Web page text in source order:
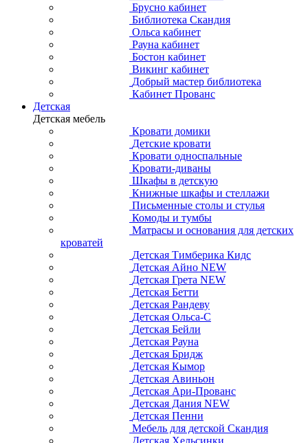
Брусно кабинет
Библиотека Скандия
Ольса кабинет
Рауна кабинет
Бостон кабинет
Викинг кабинет
Добрый мастер библиотека
Кабинет Прованс
Детская
Детская мебель
Кровати домики
Детские кровати
Кровати односпальные
Кровати-диваны
Шкафы в детскую
Книжные шкафы и стеллажи
Письменные столы и стулья
Комоды и тумбы
Матрасы и основания для детских
кроватей
Детская Тимберика Кидс
Детская Айно NEW
Детская Грета NEW
Детская Бетти
Детская Рандеву
Детская Ольса-С
Детская Бейли
Детская Рауна
Детская Бридж
Детская Кымор
Детская Авиньон
Детская Ари-Прованс
Детская Дания NEW
Детская Пенни
Мебель для детской Скандия
Детская Хельсинки